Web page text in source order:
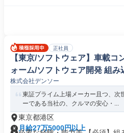
正社員
【東京/ソフトウェア】車載コ
ォーム/ソフトウェア開発 組み
株式会社デンソー
東証プライム上場メーカー且つ、次
ーである当社の、クルマの安心・...
東京都港区
月給27万5000円以上